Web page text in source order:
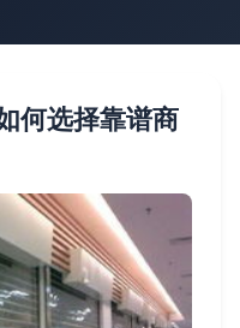
何选择靠谱商